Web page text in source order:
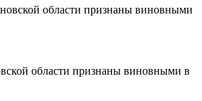
области признаны виновными в